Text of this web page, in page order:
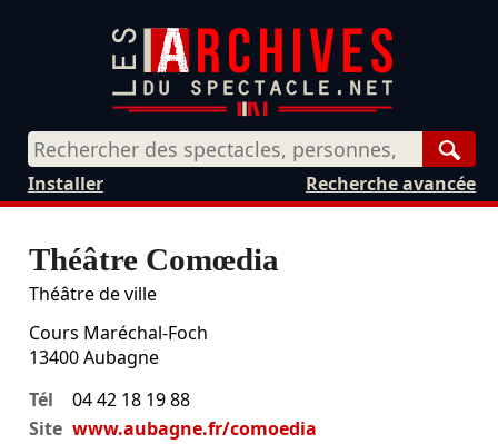
Recherche avancée
Installer
Théâtre Comœdia
Théâtre de ville
Cours Maréchal-Foch
13400 Aubagne
Tél
04 42 18 19 88
Site www.aubagne.fr/comoedia